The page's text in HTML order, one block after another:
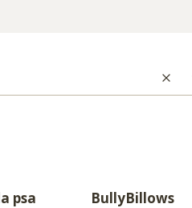
psa BullyBillows